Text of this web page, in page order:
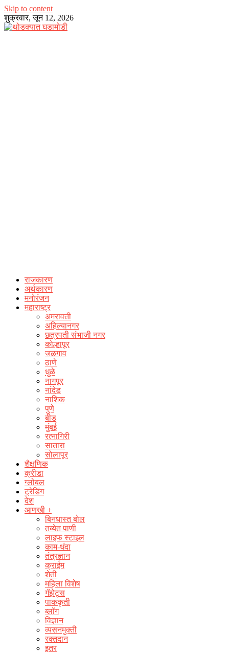
Skip to content
शुक्रवार, जून 12, 2026
राजकारण
अर्थकारण
मनोरंजन
महाराष्ट्र
अमरावती
अहिल्यानगर
छत्रपती संभाजी नगर
कोल्हापूर
जळगाव
ठाणे
धुळे
नागपूर
नांदेड
नाशिक
पुणे
बीड
मुंबई
रत्नागिरी
सातारा
सोलापूर
शैक्षणिक
क्रीडा
ग्लोबल
ट्रेडिंग
देश
आणखी +
बिनधास्त बोल
तब्येत पाणी
लाइफ स्टाइल
काम-धंदा
तंत्रज्ञान
क्राईम
शेती
महिला विशेष
गॅझेट्स
पाककृती
ब्लॉग
विज्ञान
व्यसनमुक्ती
रक्‍तदान
इतर